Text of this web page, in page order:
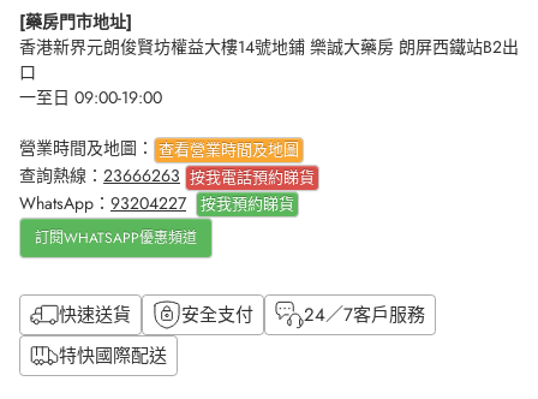
[藥房門市地址]
香港新界元朗俊賢坊權益大樓14號地鋪 樂誠大藥房 朗屏西鐵站B2出
口
一至日 09:00-19:00
營業時間及地圖： 查看營業時間及地圖
查詢熱線： 23666263 按我電話預約睇貨
WhatsApp： 93204227 按我預約睇貨
訂閱WHATSAPP優惠頻道
快速送貨 安全支付
24／7客戶服務
特快國際配送